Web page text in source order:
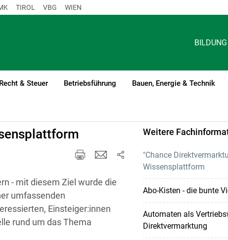
TIROL VBG WIEN
BILDUNG
Recht & Steuer Betriebsführung Bauen, Energie & Technik
- mit diesem Ziel wurde die
umfassenden
Einsteiger:innen
rund um das Thema
Weitere
"Chance
Wissensplattform
Abo-Kisten - die bunte
Automaten als
Direktvermarktung